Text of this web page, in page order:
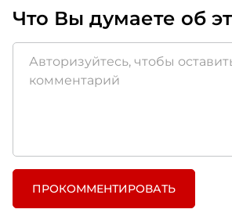
Что Вы думаете об
ПРОКОММЕНТИРОВАТЬ